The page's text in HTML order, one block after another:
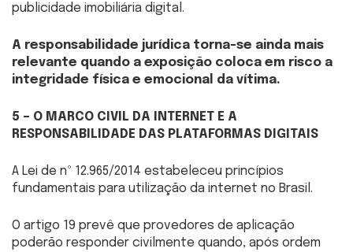
publicidade imobiliária digital.
A responsabilidade jurídica torna-se ainda mais
relevante quando a exposição coloca em risco a
integridade física e emocional da vítima.
5 – O MARCO CIVIL DA INTERNET E A
RESPONSABILIDADE DAS PLATAFORMAS DIGITAIS
A Lei de nº 12.965/2014 estabeleceu princípios
fundamentais para utilização da internet no Brasil.
O artigo 19 prevê que provedores de aplicação
poderão responder civilmente quando, após ordem